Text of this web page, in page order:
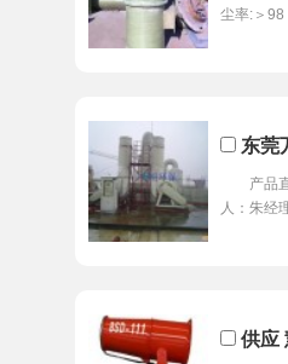
尘率:＞98
东莞
产品直
人：朱经
供应